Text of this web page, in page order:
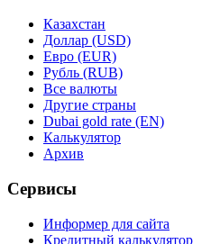
Казахстан
Доллар (USD)
Евро (EUR)
Рубль (RUB)
Все валюты
Другие страны
Dubai gold rate (EN)
Калькулятор
Архив
Сервисы
Информер для сайта
Кредитный калькулятор